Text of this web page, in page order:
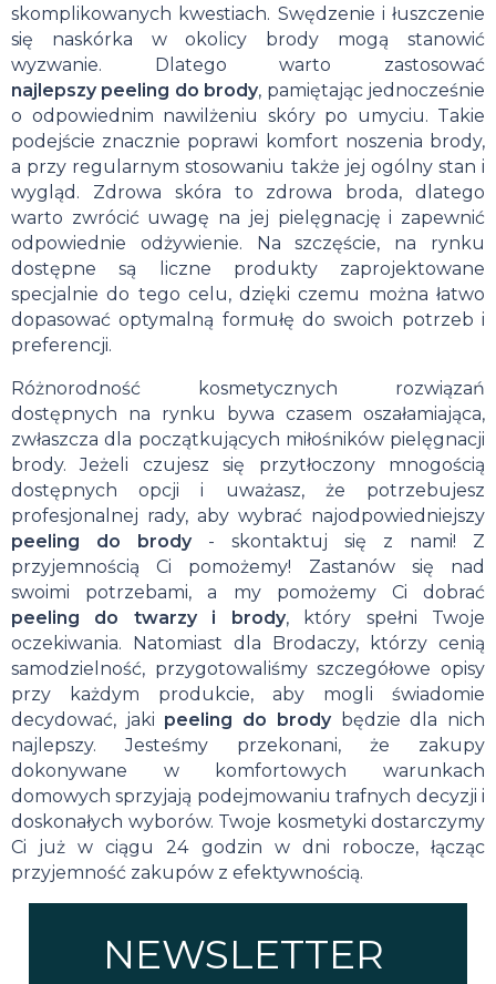
skomplikowanych kwestiach. Swędzenie i łuszczenie
się naskórka w okolicy brody mogą stanowić
wyzwanie. Dlatego warto zastosować
najlepszy peeling do brody, pamiętając jednocześnie
o odpowiednim nawilżeniu skóry po umyciu. Takie
podejście znacznie poprawi komfort noszenia brody,
a przy regularnym stosowaniu także jej ogólny stan i
wygląd. Zdrowa skóra to zdrowa broda, dlatego
warto zwrócić uwagę na jej pielęgnację i zapewnić
odpowiednie odżywienie. Na szczęście, na rynku
dostępne są liczne produkty zaprojektowane
specjalnie do tego celu, dzięki czemu można łatwo
dopasować optymalną formułę do swoich potrzeb i
preferencji.
Różnorodność kosmetycznych rozwiązań
dostępnych na rynku bywa czasem oszałamiająca,
zwłaszcza dla początkujących miłośników pielęgnacji
brody. Jeżeli czujesz się przytłoczony mnogością
dostępnych opcji i uważasz, że potrzebujesz
profesjonalnej rady, aby wybrać najodpowiedniejszy
peeling do brody- skontaktuj się z nami! Z
przyjemnością Ci pomożemy! Zastanów się nad
swoimi potrzebami, a my pomożemy Ci dobrać
peeling do twarzy i brody, który spełni Twoje
oczekiwania. Natomiast dla Brodaczy, którzy cenią
samodzielność, przygotowaliśmy szczegółowe opisy
przy każdym produkcie, aby mogli świadomie
decydować, jaki peeling do brodybędzie dla nich
najlepszy. Jesteśmy przekonani, że zakupy
dokonywane w komfortowych warunkach
domowych sprzyjają podejmowaniu trafnych decyzji i
doskonałych wyborów. Twoje kosmetyki dostarczymy
Ci już w ciągu 24 godzin w dni robocze, łącząc
przyjemność zakupów z efektywnością.
NEWSLETTER